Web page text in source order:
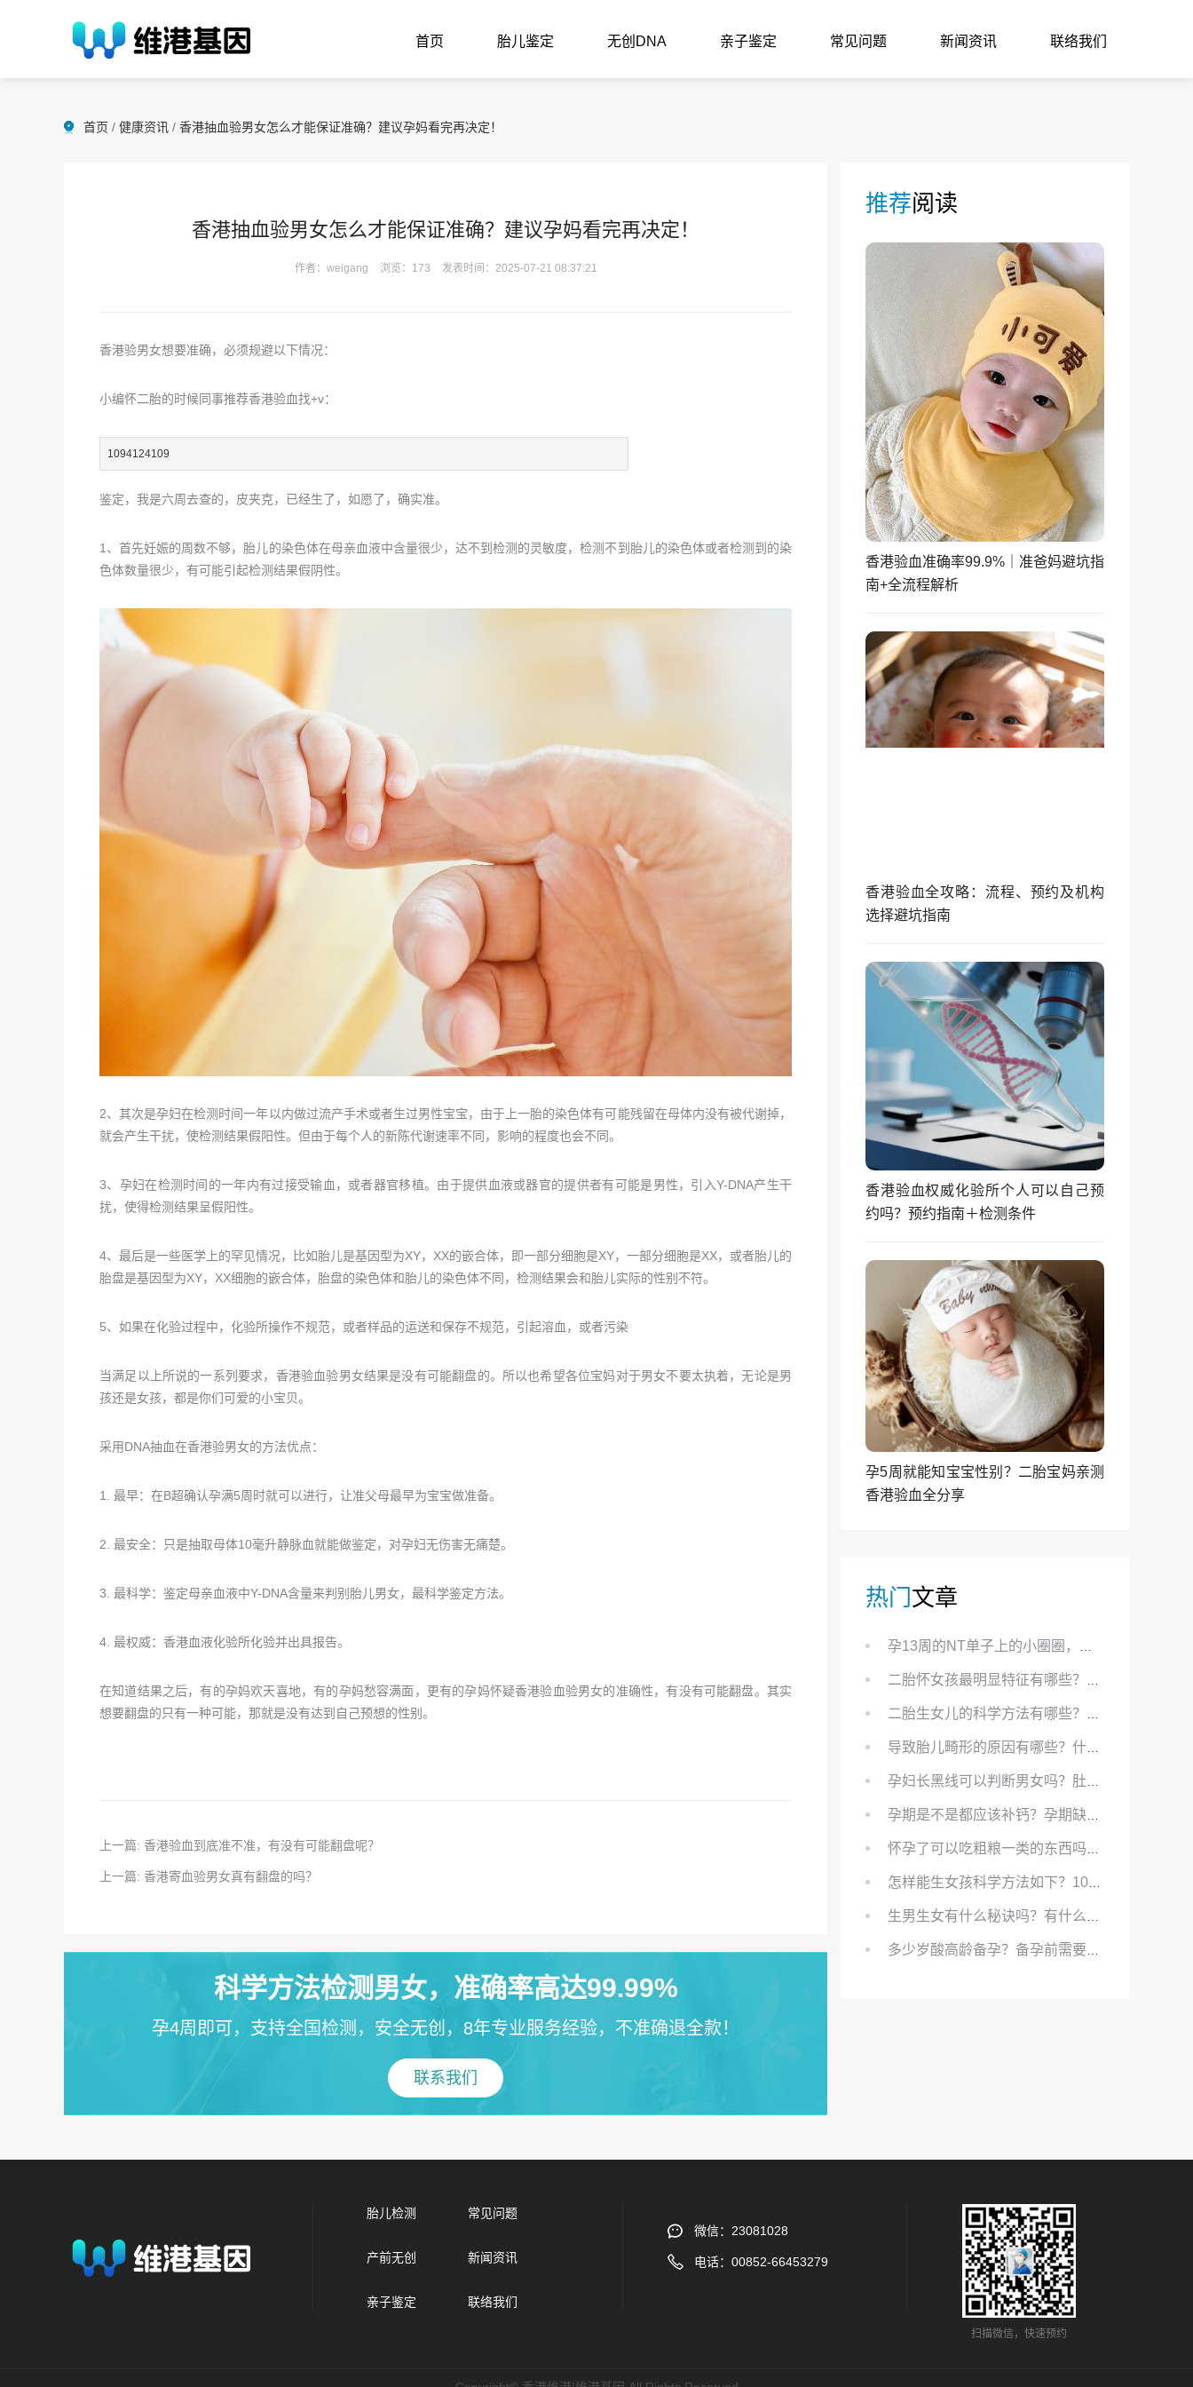
首页 胎儿鉴定 无创DNA 亲子鉴定 常见问题 新闻资讯 联络我们
首页 / 健康资讯 / 香港抽血验男女怎么才能保证准确？建议孕妈看完再决定！
香港抽血验男女怎么才能保证准确？建议孕妈看完再决定！
作者：weigang 浏览：173 发表时间：2025-07-21 08:37:21
香港验男女想要准确，必须规避以下情况：
小编怀二胎的时候同事推荐香港验血找+v：
1094124109
鉴定，我是六周去查的，皮夹克，已经生了，如愿了，确实准。
1、首先妊娠的周数不够，胎儿的染色体在母亲血液中含量很少，达不到检测的灵敏度，检测不到胎儿的染色体或者检测到的染
色体数量很少，有可能引起检测结果假阴性。
2、其次是孕妇在检测时间一年以内做过流产手术或者生过男性宝宝，由于上一胎的染色体有可能残留在母体内没有被代谢掉，
就会产生干扰，使检测结果假阳性。但由于每个人的新陈代谢速率不同，影响的程度也会不同。
3、孕妇在检测时间的一年内有过接受输血，或者器官移植。由于提供血液或器官的提供者有可能是男性，引入Y-DNA产生干
扰，使得检测结果呈假阳性。
4、最后是一些医学上的罕见情况，比如胎儿是基因型为XY，XX的嵌合体，即一部分细胞是XY，一部分细胞是XX，或者胎儿的
胎盘是基因型为XY，XX细胞的嵌合体，胎盘的染色体和胎儿的染色体不同，检测结果会和胎儿实际的性别不符。
5、如果在化验过程中，化验所操作不规范，或者样品的运送和保存不规范，引起溶血，或者污染
当满足以上所说的一系列要求，香港验血验男女结果是没有可能翻盘的。所以也希望各位宝妈对于男女不要太执着，无论是男
孩还是女孩，都是你们可爱的小宝贝。
采用DNA抽血在香港验男女的方法优点：
1. 最早：在B超确认孕满5周时就可以进行，让准父母最早为宝宝做准备。
2. 最安全：只是抽取母体10毫升静脉血就能做鉴定，对孕妇无伤害无痛楚。
3. 最科学：鉴定母亲血液中Y-DNA含量来判别胎儿男女，最科学鉴定方法。
4. 最权威：香港血液化验所化验并出具报告。
在知道结果之后，有的孕妈欢天喜地，有的孕妈愁容满面，更有的孕妈怀疑香港验血验男女的准确性，有没有可能翻盘。其实
想要翻盘的只有一种可能，那就是没有达到自己预想的性别。
上一篇: 香港验血到底准不准，有没有可能翻盘呢？
上一篇: 香港寄血验男女真有翻盘的吗？
科学方法检测男女，准确率高达99.99%
孕4周即可，支持全国检测，安全无创，8年专业服务经验，不准确退全款！
联系我们
推荐阅读
香港验血准确率99.9%｜准爸妈避坑指
南+全流程解析
香港验血全攻略：流程、预约及机构
选择避坑指南
香港验血权威化验所个人可以自己预
约吗？预约指南＋检测条件
孕5周就能知宝宝性别？二胎宝妈亲测
香港验血全分享
热门文章
胎儿检测 常见问题
产前无创 新闻资讯
亲子鉴定 联络我们
微信：23081028
电话：00852-66453279
扫描微信，快速预约